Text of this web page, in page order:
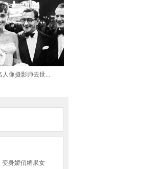
人像摄影师去世...
变身娇俏糖果女